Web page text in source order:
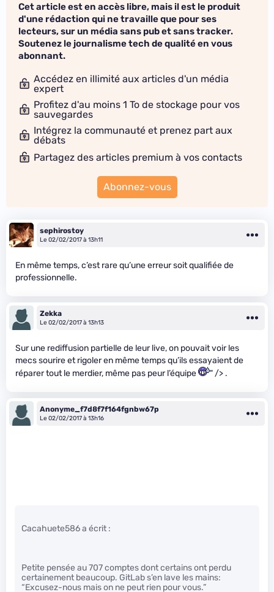
Cet article est en accès libre, mais il est le produit
d'une rédaction qui ne travaille que pour ses
lecteurs, sur un média sans pub et sans tracker.
Soutenez le journalisme tech de qualité en vous
abonnant.
Accédez en illimité aux articles d'un média
expert
Profitez d'au moins 1 To de stockage pour vos
sauvegardes
Intégrez la communauté et prenez part aux
débats
Partagez des articles premium à vos contacts
Abonnez-vous
sephirostoy
Le 02/02/2017 à 13h11
En même temps, c’est rare qu’une erreur soit qualifiée de
professionnelle.
Zekka
Le 02/02/2017 à 13h13
Sur une rediffusion partielle de leur live, on pouvait voir les
mecs sourire et rigoler en même temps qu’ils essayaient de
réparer tout le merdier, même pas peur l’équipe
" /> .
Anonyme_f7d8f7f164fgnbw67p
Le 02/02/2017 à 13h16
Cacahuete586 a écrit :
Petite pensée au 707 comptes dont certains ont perdu
certainement beaucoup. GitLab s’en lave les mains:
“Excusez-nous mais on ne peut rien pour vous.”